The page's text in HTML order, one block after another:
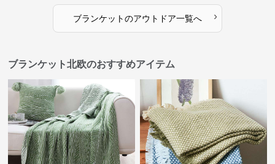
ブランケットのアウトドア一覧へ ›
ブランケット北欧のおすすめアイテム